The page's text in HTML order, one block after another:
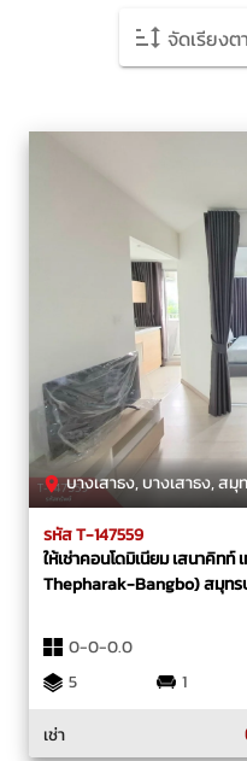
จัดเรียงต
บางเสาธง, บางเสาธง, สมุ
รหัส T-147559
ให้เช่าคอนโดมิเนียม เสนาคิท
Thepharak-Bangbo) สมุทร
0-0-0.0
5
1
เช่า